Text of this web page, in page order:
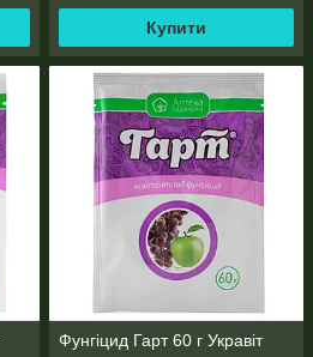
Купити
Фунгіцид Гарт 60 г Укравіт